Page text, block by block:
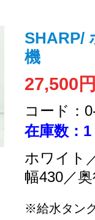
SHARP/
機
27,500
コード：
在庫数：1
ホワイト
幅430／
※給水タン